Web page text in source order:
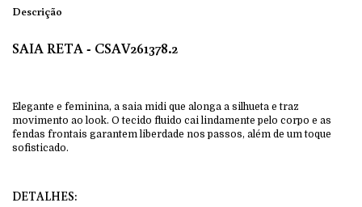
Descrição
SAIA RETA - CSAV261378.2
Elegante e feminina, a saia midi que alonga a silhueta e traz
movimento ao look. O tecido fluido cai lindamente pelo corpo e as
fendas frontais garantem liberdade nos passos, além de um toque
sofisticado.
DETALHES: